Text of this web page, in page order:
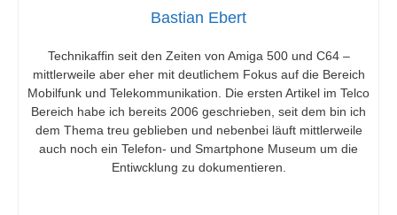
Bastian Ebert
Technikaffin seit den Zeiten von Amiga 500 und C64 –
mittlerweile aber eher mit deutlichem Fokus auf die Bereich
Mobilfunk und Telekommunikation. Die ersten Artikel im Telco
Bereich habe ich bereits 2006 geschrieben, seit dem bin ich
dem Thema treu geblieben und nebenbei läuft mittlerweile
auch noch ein Telefon- und Smartphone Museum um die
Entiwcklung zu dokumentieren.